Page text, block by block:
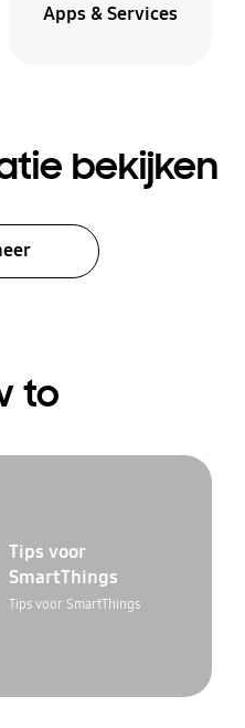
Apps & Services
bekijken
to
Tips voor
SmartThings
Tips voor SmartThings